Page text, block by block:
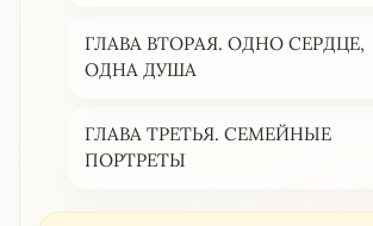
ГЛАВА ВТОРАЯ. ОДНО СЕРДЦЕ,
ОДНА ДУША
ГЛАВА ТРЕТЬЯ. СЕМЕЙНЫЕ
ПОРТРЕТЫ